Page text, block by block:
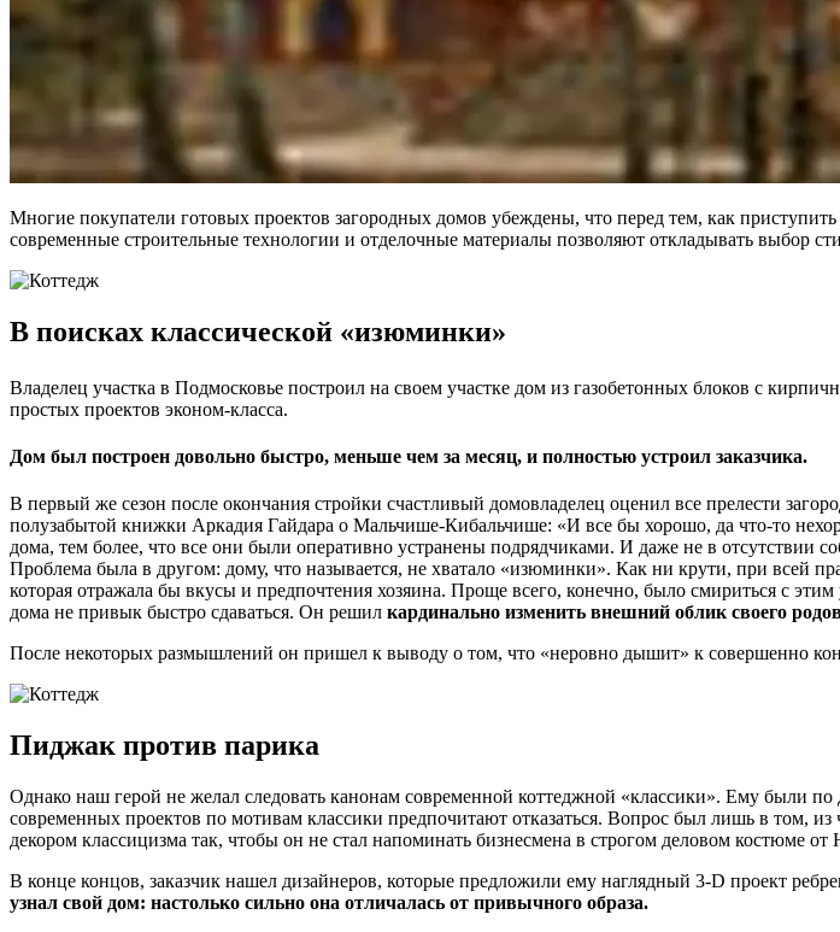
Многие покупатели готовых проектов загородных домов убеждены, что перед тем, как
современные строительные технологии и отделочные материалы позволяют откладывать выбор
В поисках классической «изюминки»
Владелец участка в Подмосковье построил на своем участке дом из газобетонных блоков с
простых проектов эконом-класса.
Дом был построен довольно быстро, меньше чем за месяц, и полностью устроил заказчика.
В первый же сезон после окончания стройки счастливый домовладелец оценил все прелести
полузабытой книжки Аркадия Гайдара о Мальчише-Кибальчише: «И все бы хорошо, да что-то
дома, тем более, что все они были оперативно устранены подрядчиками. И даже не в отсутствии
Проблема была в другом: дому, что называется, не хватало «изюминки». Как ни крути, при всей
которая отражала бы вкусы и предпочтения хозяина. Проще всего, конечно, было смириться с
дома не привык быстро сдаваться. Он решил кардинально изменить внешний облик своего
После некоторых размышлений он пришел к выводу о том, что «неровно дышит» к совершенно
Пиджак против парика
Однако наш герой не желал следовать канонам современной коттеджной «классики». Ему были по
современных проектов по мотивам классики предпочитают отказаться. Вопрос был лишь в том,
декором классицизма так, чтобы он не стал напоминать бизнесмена в строгом деловом костюме
В конце концов, заказчик нашел дизайнеров, которые предложили ему наглядный 3-D проект
узнал свой дом: настолько сильно она отличалась от привычного образа.